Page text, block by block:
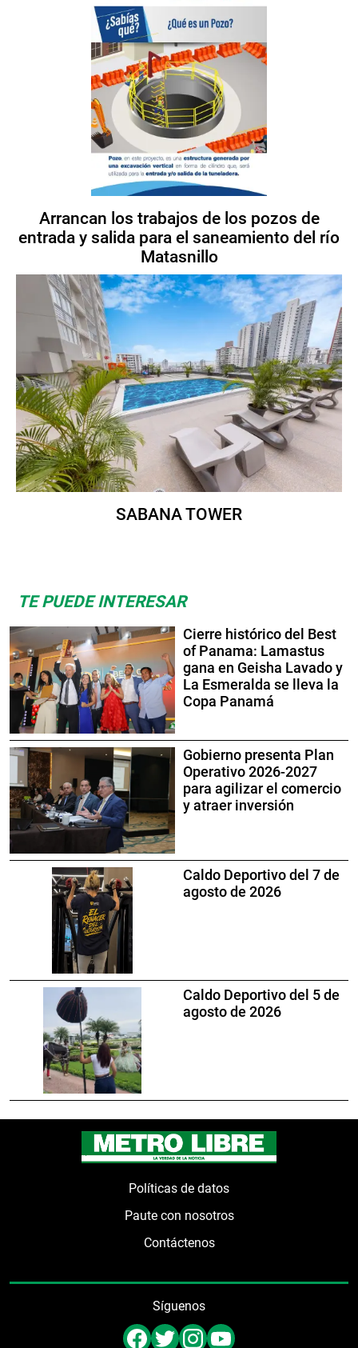
Arrancan los trabajos de los pozos de
entrada y salida para el saneamiento del río
Matasnillo
SABANA TOWER
TE PUEDE INTERESAR
Cierre histórico del Best
of Panama: Lamastus
gana en Geisha Lavado y
La Esmeralda se lleva la
Copa Panamá
Gobierno presenta Plan
Operativo 2026-2027
para agilizar el comercio
y atraer inversión
Caldo Deportivo del 7 de
agosto de 2026
Caldo Deportivo del 5 de
agosto de 2026
Políticas de datos
Paute con nosotros
Contáctenos
Síguenos